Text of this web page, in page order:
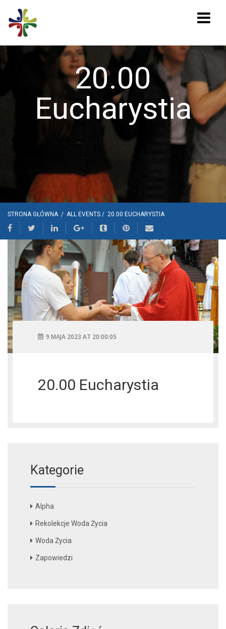
20.00
Eucharystia
STRONA GŁÓWNA / ALL EVENTS / 20.00 EUCHARYSTIA
9 MAJA 2023 AT 20:00:05
20.00 Eucharystia
Kategorie
Alpha
Rekolekcje Woda Życia
Woda Życia
Zapowiedzi